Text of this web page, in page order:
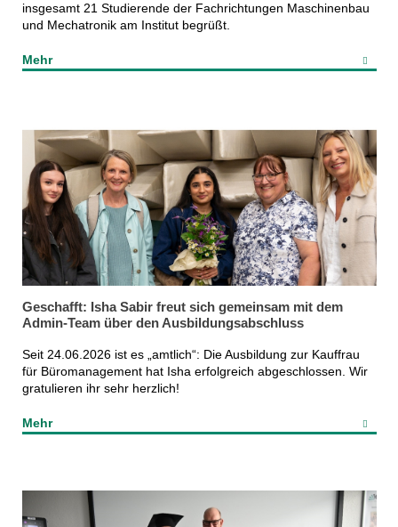
insgesamt 21 Studierende der Fachrichtungen Maschinenbau
und Mechatronik am Institut begrüßt.
Mehr
Geschafft: Isha Sabir freut sich gemeinsam mit dem
Admin-Team über den Ausbildungsabschluss
Seit 24.06.2026 ist es „amtlich“: Die Ausbildung zur Kauffrau
für Büromanagement hat Isha erfolgreich abgeschlossen. Wir
gratulieren ihr sehr herzlich!
Mehr